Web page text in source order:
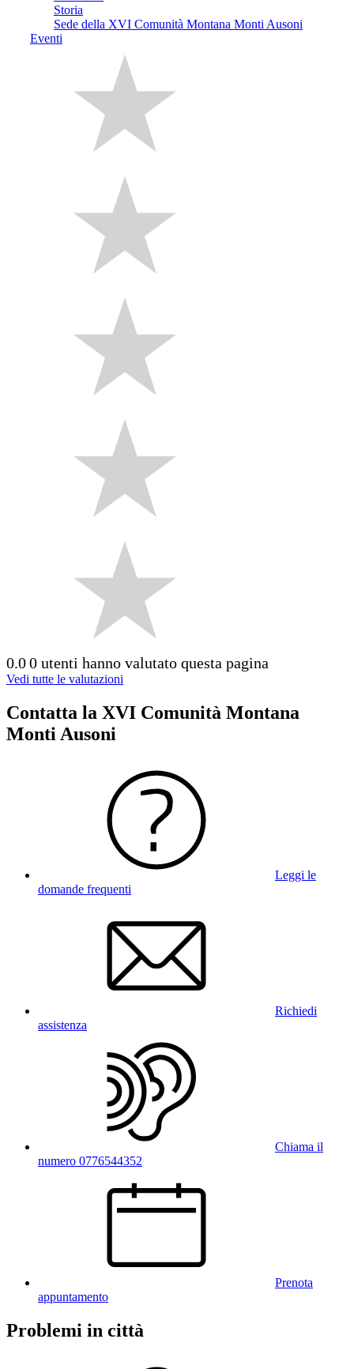
Storia
Sede della XVI Comunità Montana Monti Ausoni
Eventi
0.00 utenti hanno valutato questa pagina
Vedi tutte le valutazioni
Contatta la XVI Comunità Montana
Monti Ausoni
Leggi le
domande frequenti
Richiedi
assistenza
Chiama il
numero 0776544352
Prenota
appuntamento
Problemi in città